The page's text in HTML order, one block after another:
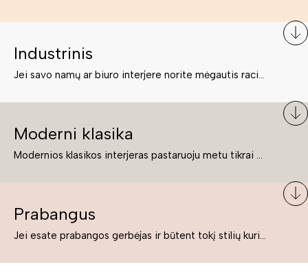
Industrinis
Jei savo namų ar biuro interjere norite mėgautis racionaliai išnaudotomis erdvėmis, funkcionalumu ir esate neabejingi tamsesniam koloritui bei praktiškiems sprendimams, tuomet industrinis stilius bus būtent tai, ko Jums reikia. O industrinio stiliaus baldus išsirinksite mūsų asortimente.
Moderni klasika
Modernios klasikos interjeras pastaruoju metu tikrai yra „ant bangos“. Tie, kurie nenori pernelyg nutolti nuo klasikos, bet drauge žavisi šiuolaikiškais sprendimais, su malonumu savo namuose kuria klasikos ir modernaus interjero tandemą – elegantišką, subtilų ir žavingą.
Prabangus
Jei esate prabangos gerbėjas ir būtent tokį stilių kuriate savo namuose ar biure, tuomet solidūs, prabangūs baldai nepriekaištingai įsilies į Jūsų kuriamą interjerą.